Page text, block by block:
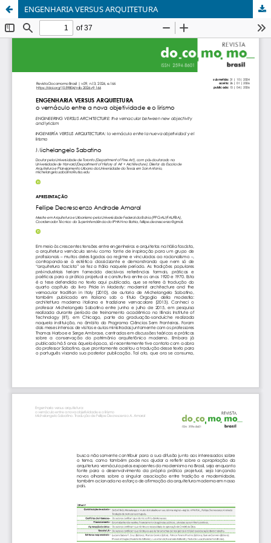
ENGENHARIA VERSUS ARQUITETURA